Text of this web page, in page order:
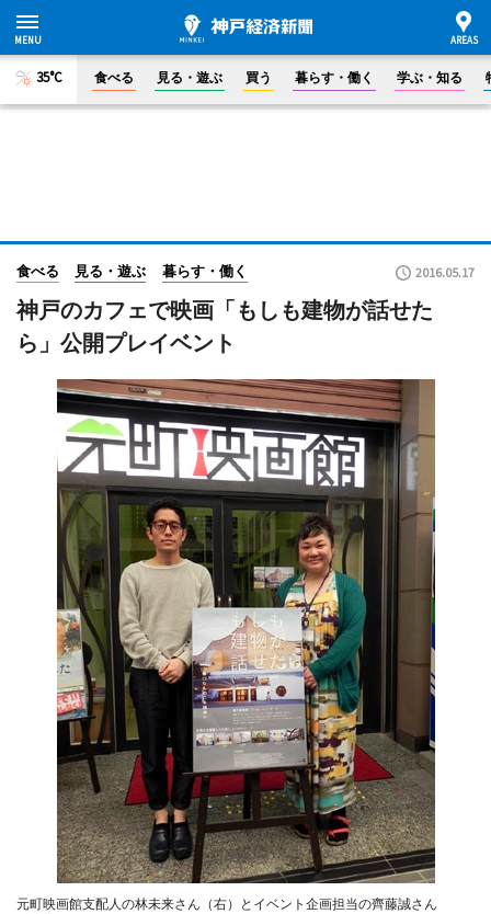
35°C 食べる 見る・遊ぶ 買う 暮らす・働く 学ぶ・知る
食べる 見る・遊ぶ 暮らす・働く 2016.05.17
神戸のカフェで映画「もしも建物が話せた
ら」公開プレイベント
元町映画館支配人の林未来さん（右）とイベント企画担当の齊藤誠さん